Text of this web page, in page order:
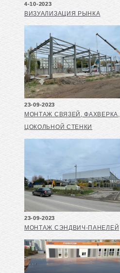
4-10-2023
ВИЗУАЛИЗАЦИЯ РЫНКА
23-09-2023
МОНТАЖ СВЯЗЕЙ, ФАХВЕРКА,
ЦОКОЛЬНОЙ СТЕНКИ
23-09-2023
МОНТАЖ СЭНДВИЧ-ПАНЕЛЕЙ